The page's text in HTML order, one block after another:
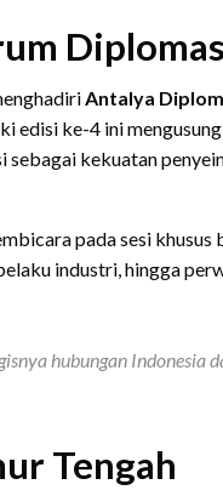
Antalya
edisi ke-4 ini
sebagai kekuatan
pada sesi khusus
industri, hingga
hubungan Indonesia
Tengah